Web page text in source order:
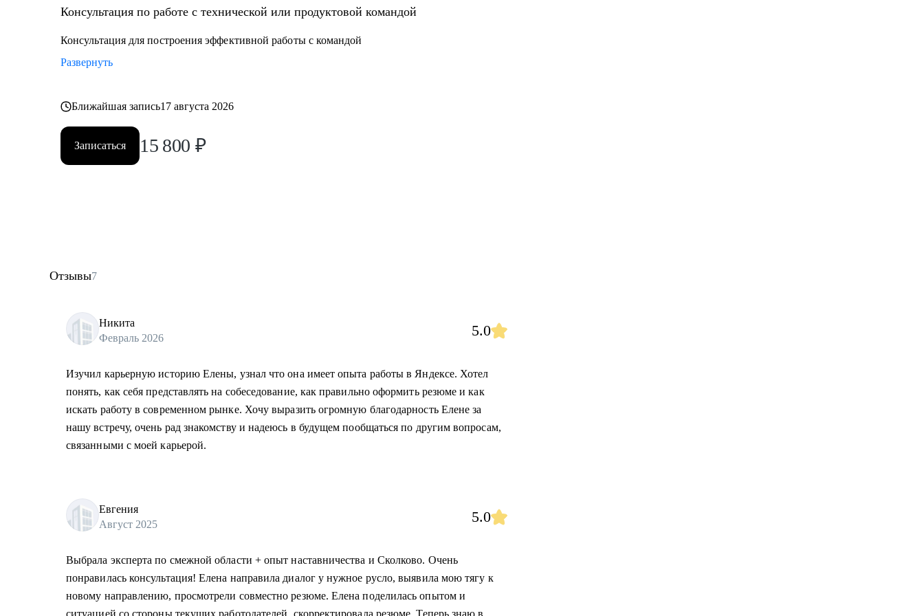
Консультация по работе с технической или продуктовой командой
Консультация для построения эффективной работы с командой
Развернуть
Ближайшая запись17 августа 2026
Записаться 15 800 ₽
Отзывы7
Никита
Февраль 2026
5.0
Изучил карьерную историю Елены, узнал что она имеет опыта работы в Яндексе. Хотел
понять, как себя представлять на собеседование, как правильно оформить резюме и как
искать работу в современном рынке. Хочу выразить огромную благодарность Елене за
нашу встречу, очень рад знакомству и надеюсь в будущем пообщаться по другим вопросам,
связанными с моей карьерой.
Евгения
Август 2025
5.0
Выбрала эксперта по смежной области + опыт наставничества и Сколково. Очень
понравилась консультация! Елена направила диалог у нужное русло, выявила мою тягу к
новому направлению, просмотрели совместно резюме. Елена поделилась опытом и
ситуацией со стороны текущих работодателей, скорректировала резюме. Теперь знаю в